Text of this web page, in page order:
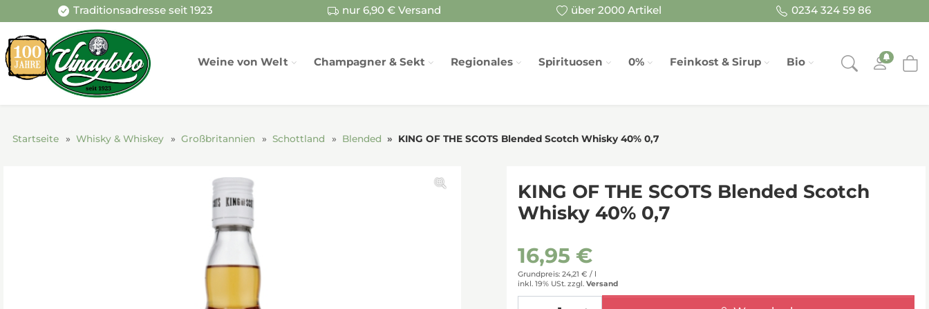
Traditionsadresse seit 1923 nur 6,90 € Versand über 2000 Artikel 0234 324 59 86
Weine von Welt Champagner & Sekt Regionales Spirituosen 0% Feinkost & Sirup Bio
Startseite Whisky & Whiskey Großbritannien Schottland Blended KING OF THE SCOTS Blended Scotch Whisky 40% 0,7
KING OF THE SCOTS Blended Scotch
Whisky 40% 0,7
16,95 €
Grundpreis: 24,21 € / l
inkl. 19% USt. zzgl. Versand